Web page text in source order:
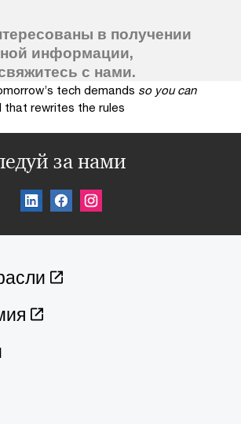
в получении
информации,
с нами.
tech demands so you can
rewrites the rules
за нами